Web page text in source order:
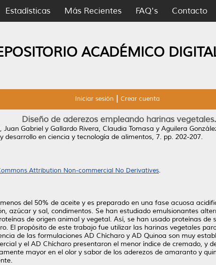
Estadísticas Más Recientes FAQ's Contacto
ACADÉMICO
Iniciar sesión Crear cuenta
Diseño de aderezos empleando harinas vegetales.
Juan Gabriel y Gallardo Rivera, Claudia Tomasa y Aguilera
desarrollo en ciencia y tecnología de alimentos, 7. pp. 202-207.
Attribution Non-commercial No Derivatives.
del 50% de aceite y es preparado en una fase acuosa
azúcar y sal, condimentos. Se han estudiado emulsionantes
de origen animal y vegetal. Así, se han usado proteínas
El propósito de este trabajo fue utilizar las harinas vegetales
de las formulaciones AD Chícharo y AD Quinoa son muy
y el AD Chícharo presentaron el menor índice de cremado, y
mayor en el olor y sabor de los aderezos de amaranto y